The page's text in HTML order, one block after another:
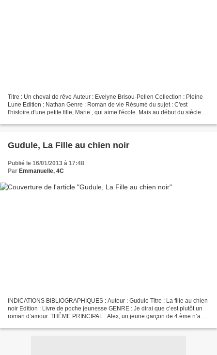
Titre : Un cheval de rêve Auteur : Evelyne Brisou-Pellen Collection : Pleine
Lune Edition : Nathan Genre : Roman de vie Résumé du sujet : C'est
l'histoire d'une petite fille, Marie , qui aime l'école. Mais au début du siècle il
Gudule, La Fille au chien noir
Publié le 16/01/2013 à 17:48
Par Emmanuelle, 4C
INDICATIONS BIBLIOGRAPHIQUES : Auteur : Gudule Titre : La fille au chien
noir Edition : Livre de poche jeunesse GENRE : Je dirai que c’est plutôt un
roman d’amour. THÊME PRINCIPAL : Alex, un jeune garçon de 4 ème n’a